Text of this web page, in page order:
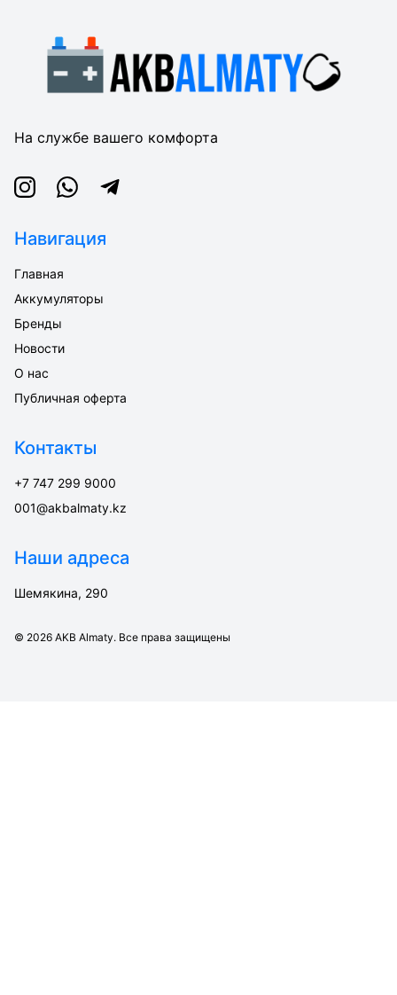
На службе вашего комфорта
InstagramWhatsappTelegram
Навигация
Главная
Аккумуляторы
Бренды
Новости
О нас
Публичная оферта
Контакты
+7 747 299 9000
001@akbalmaty.kz
Наши адреса
Шемякина, 290
© 2026 AKB Almaty. Все права защищены